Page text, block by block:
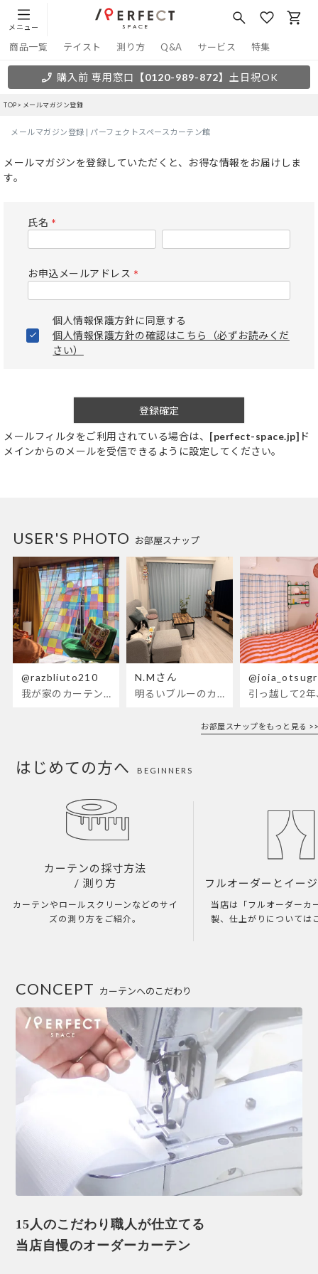
メニュー
商品一覧 テイスト 測り方 Q&A サービス 特集
購入前 専用窓口 【0120-989-872】 土日祝OK
TOP メールマガジン登録
メールマガジン登録 | パーフェクトスペースカーテン館
メールマガジンを登録していただくと、お得な情報をお届けしま
す。
氏名
お申込メールアドレス
個人情報保護方針に同意する
個人情報保護方針の確認はこちら（必ずお読みくだ
さい）
登録確定
メールフィルタをご利用されている場合は、 [perfect-space.jp] ド
メインからのメールを受信できるように設定してください。
お部屋スナップ
USER'S PHOTO
@razbliuto210
我が家のカーテンが新しくなりました🌼早起きが超絶苦手な私が、思わず朝カーテンを開けて光合成するようになったステンドグラスカーテン…！
N.Mさん
明るいブルーのカーテンで、部屋全体が明るく。白を基調とした部屋にぴったりです。
お部屋スナップをもっと見る >>
はじめての方へ BEGINNERS
カーテンの採寸方法
/ 測り方
カーテンやロールスクリーンなどのサイ
ズの測り方をご紹介。
フルオーダーとイー
当店は「フルオーダーカ
製、仕上がりについては
カーテンへのこだわり
CONCEPT
15人のこだわり職人が仕立てる
当店自慢のオーダーカーテン